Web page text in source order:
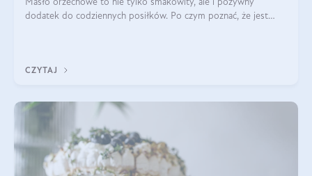
Masło orzechowe to nie tylko smakowity, ale i pożywny
dodatek do codziennych posiłków. Po czym poznać, że jest
CZYTAJ